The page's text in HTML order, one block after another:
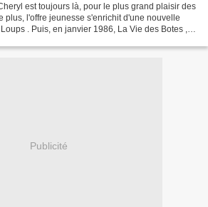
est toujours là, pour le plus grand plaisir des
plus, l'offre jeunesse s'enrichit d'une nouvelle
. Puis, en janvier 1986, La Vie des Botes ,
Publicité